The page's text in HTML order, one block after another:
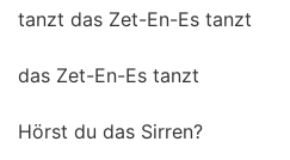
tanzt das Zet-En-Es tanzt
das Zet-En-Es tanzt
Hörst du das Sirren?